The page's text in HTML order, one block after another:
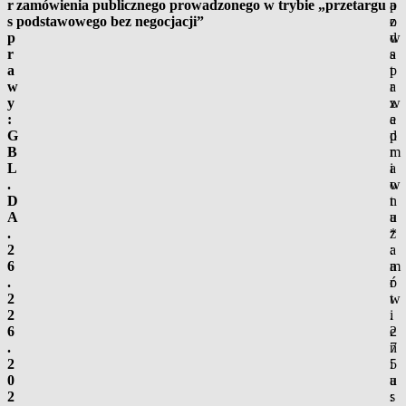
r
s
p
r
a
w
y
:
G
B
L
.
D
A
.
2
6
.
2
2
6
.
2
0
2
zamówienia publicznego prowadzonego w trybie „przetargu
podstawowego bez negocjacji”
p
o
d
s
t
a
w
a
p
r
a
w
n
a
*
:
a
r
t
.
2
7
5
u
s
a
z
w
a
p
r
z
e
d
m
i
o
t
u
z
a
m
ó
w
i
e
n
i
a
: